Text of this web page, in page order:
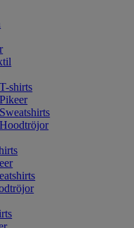
shirts